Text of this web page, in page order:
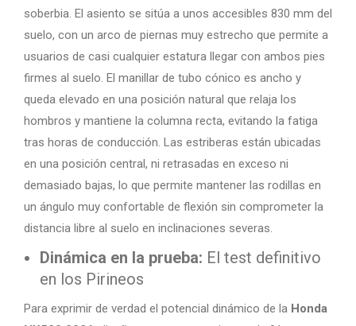
soberbia. El asiento se sitúa a unos accesibles 830 mm del
suelo, con un arco de piernas muy estrecho que permite a
usuarios de casi cualquier estatura llegar con ambos pies
firmes al suelo. El manillar de tubo cónico es ancho y
queda elevado en una posición natural que relaja los
hombros y mantiene la columna recta, evitando la fatiga
tras horas de conducción. Las estriberas están ubicadas
en una posición central, ni retrasadas en exceso ni
demasiado bajas, lo que permite mantener las rodillas en
un ángulo muy confortable de flexión sin comprometer la
distancia libre al suelo en inclinaciones severas.
Dinámica en la prueba: El test definitivo
en los Pirineos
Para exprimir de verdad el potencial dinámico de la Honda